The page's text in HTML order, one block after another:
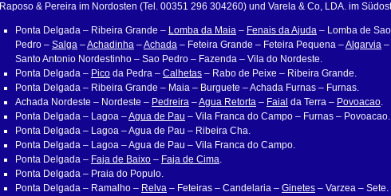
Raposo & Pereira im Nordosten (Tel. 00351 296 304260) und Varela & Co, LDA. im
Ponta Delgada – Ribeira Grande – Lomba da Maia – Fenais da Ajuda – Lomba de Sao
Pedro – Salga –Achadinha –Achada – Feteira Grande – Feteira Pequena –Algarvia –
Santo Antonio Nordestinho – Sao Pedro – Fazenda – Vila do Nordeste.
Ponta Delgada – Pico da Pedra – Calhetas – Rabo de Peixe – Ribeira Grande.
Ponta Delgada – Ribeira Grande – Maia – Burguete – Achada Furnas – Furnas.
Achada Nordeste – Nordeste – Pedreira –Agua Retorta – Faial da Terra – Povoacao.
Ponta Delgada – Lagoa –Agua de Pau – Vila Franca do Campo – Furnas – Povoacao.
Ponta Delgada – Lagoa – Agua de Pau – Ribeira Cha.
Ponta Delgada – Lagoa – Agua de Pau – Vila Franca do Campo.
Ponta Delgada – Faja de Baixo – Faja de Cima.
Ponta Delgada – Praia do Populo.
Ponta Delgada – Ramalho – Relva – Feteiras – Candelaria – Ginetes – Varzea – Sete.